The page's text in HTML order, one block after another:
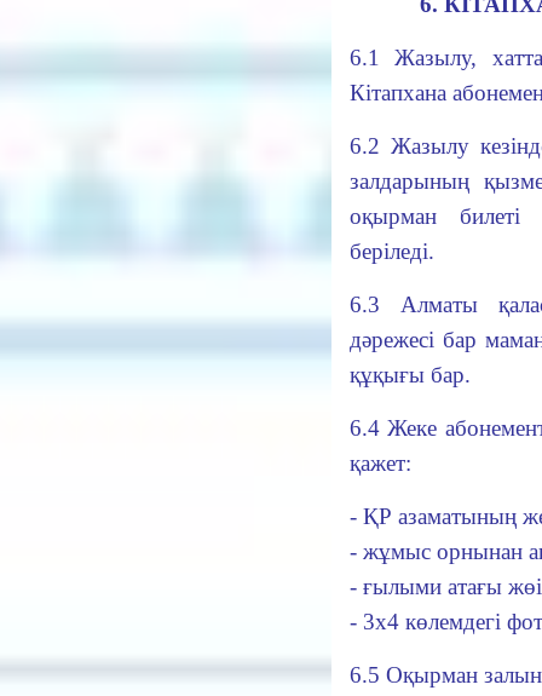
6.1 Жазылу,
Кітапхана
6.2 Жазылу
залдарының
оқырман билеті
беріледі.
6.3 Алматы
дәрежесі бар
құқығы бар.
6.4 Жеке
қажет:
- ҚР азаматының
- жұмыс орнынан
- ғылыми атағы
- 3х4 көлемдегі
6.5 Оқырман